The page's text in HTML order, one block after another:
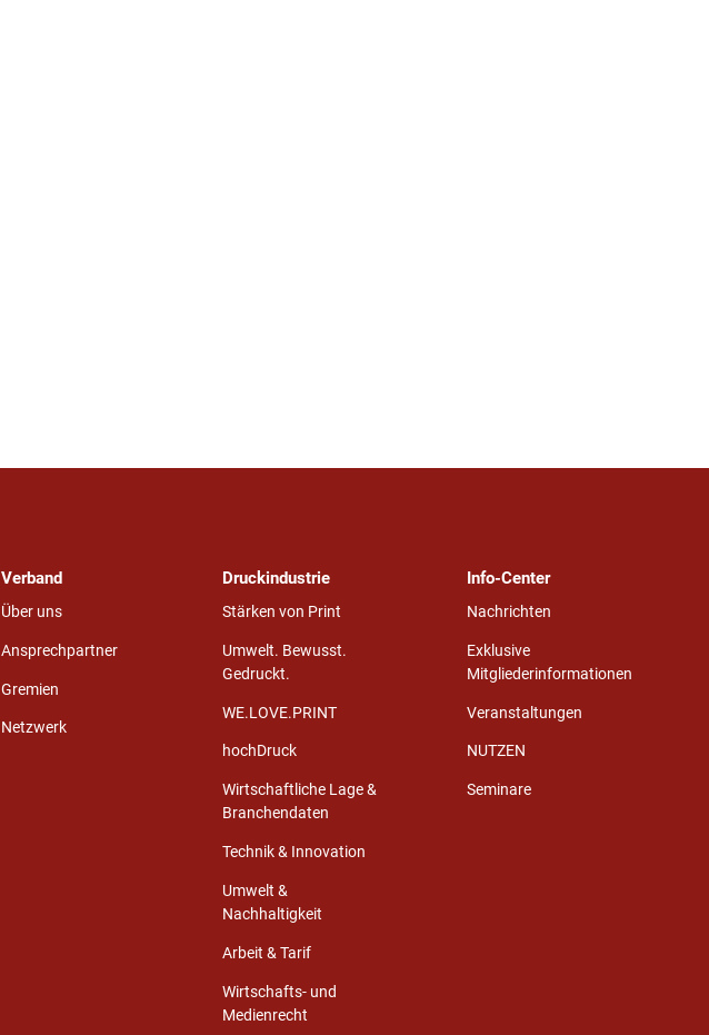
Verband
Über uns
Ansprechpartner
Gremien
Netzwerk
Druckindustrie
Stärken von Print
Umwelt. Bewusst.
Gedruckt.
WE.LOVE.PRINT
hochDruck
Wirtschaftliche Lage &
Branchendaten
Technik & Innovation
Umwelt &
Nachhaltigkeit
Arbeit & Tarif
Wirtschafts- und
Medienrecht
Info-Center
Nachrichten
Exklusive
Mitgliederinformationen
Veranstaltungen
NUTZEN
Seminare